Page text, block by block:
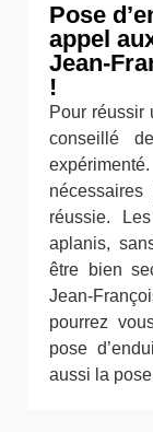
Pose
appel
Jean-
!
Pour réussir
conseillé
réussie.
aplanis,
être bien
Jean-
pourrez
pose
aussi la